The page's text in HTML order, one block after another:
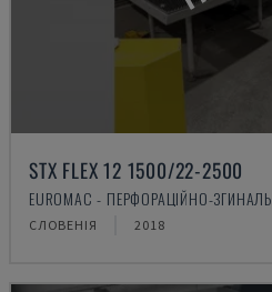
STX FLEX 12 1500/22-2500
EUROMAC - ПЕРФОРАЦІЙНО-
СЛОВЕНІЯ 2018